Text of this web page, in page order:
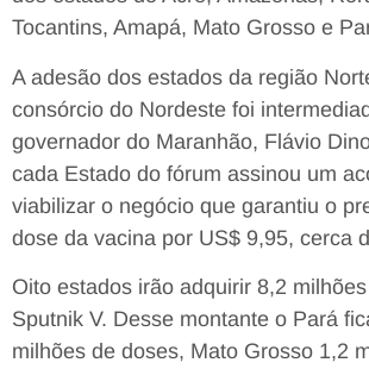
Tocantins, Amapá, Mato Grosso e
A adesão dos estados da região
consórcio do Nordeste foi
governador do Maranhão, Flávio
cada Estado do fórum assinou um
viabilizar o negócio que garantiu o
dose da vacina por US$ 9,95, cerca
Oito estados irão adquirir 8,2
Sputnik V. Desse montante o Pará
milhões de doses, Mato Grosso 1,2